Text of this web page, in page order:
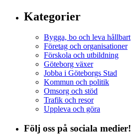
Kategorier
Bygga, bo och leva hållbart
Företag och organisationer
Förskola och utbildning
Göteborg växer
Jobba i Göteborgs Stad
Kommun och politik
Omsorg och stöd
Trafik och resor
Uppleva och göra
Följ oss på sociala medier!